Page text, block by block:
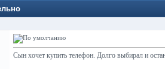
Сын хочет купить телефон. Долго выбирал и